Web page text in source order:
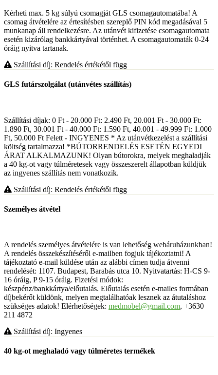
Kérheti max. 5 kg súlyú csomagját GLS csomagautomatába! A
csomag átvételére az értesítésben szereplő PIN kód megadásával 5
munkanap áll rendelkezésre. Az utánvét kifizetése csomagautomata
esetén kizárólag bankkártyával történhet. A csomagautomaták 0-24
óráig nyitva tartanak.
Szállítási díj: Rendelés értékétől függ
GLS futárszolgálat (utánvétes szállítás)
Szállítási díjak: 0 Ft - 20.000 Ft: 2.490 Ft, 20.001 Ft - 30.000 Ft:
1.890 Ft, 30.001 Ft - 40.000 Ft: 1.590 Ft, 40.001 - 49.999 Ft: 1.000
Ft, 50.000 Ft Felett - INGYENES * Az utánvétkezelést a szállítási
költség tartalmazza! *BÚTORRENDELÉS ESETÉN EGYEDI
ÁRAT ALKALMAZUNK! Olyan bútorokra, melyek meghaladják
a 40 kg-ot vagy túlméretesek vagy összeszerelt állapotban küldjük
az ingyenes szállítás nem vonatkozik.
Szállítási díj: Rendelés értékétől függ
Személyes átvétel
A rendelés személyes átvételére is van lehetőség webáruházunkban!
A rendelés összekészítéséről e-mailben fogjuk tájékoztatni! A
tájékoztató e-mail küldése után az alábbi címen tudja átvenni
rendelését: 1107. Budapest, Barabás utca 10. Nyitvatartás: H-CS 9-
16 óráig, P 9-15 óráig. Fizetési módok:
készpénz/bankkártya/előutalás. Előutalás esetén e-mailes formában
díjbekérőt küldönk, melyen megtalálhatóak lesznek az átutaláshoz
szükséges adatok! Elérhetőségek: medmobel@gmail.com, +3630
211 4872
Szállítási díj: Ingyenes
40 kg-ot meghaladó vagy túlméretes termékek